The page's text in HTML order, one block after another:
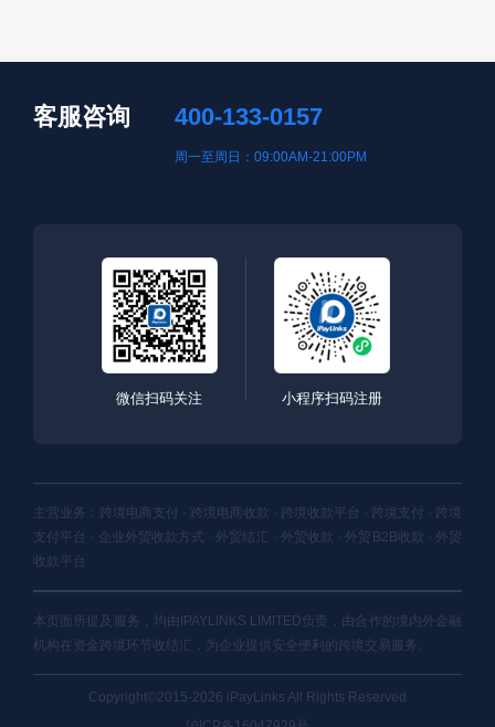
客服咨询 400-133-0157
周一至周日：09:00AM-21:00PM
微信扫码关注 小程序扫码注册
主营业务：跨境电商支付 · 跨境电商收款 · 跨境收款平台 · 跨境支付 · 跨境
支付平台 · 企业外贸收款方式 · 外贸结汇 · 外贸收款 · 外贸B2B收款 · 外贸
收款平台
本页面所提及服务，均由IPAYLINKS LIMITED负责，由合作的境内外金融
机构在资金跨境环节收结汇，为企业提供安全便利的跨境交易服务。
Copyright©2015-2026 iPayLinks All Rights Reserved